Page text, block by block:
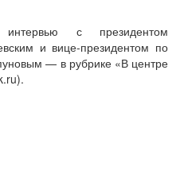
с президентом
и вице-президентом по
— в рубрике «В центре